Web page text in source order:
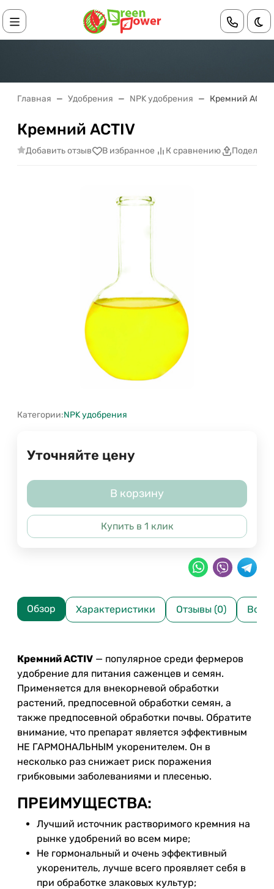
Главная Удобрения NPK удобрения Кремний ACTIV
Кремний ACTIV
Добавить отзыв В избранное К сравнению
Категории:NPK удобрения
Уточняйте цену
В корзину
Купить в 1 клик
Обзор Характеристики Отзывы (0)
Кремний ACTIV — популярное среди фермеров
удобрение для питания саженцев и семян.
Применяется для внекорневой обработки
растений, предпосевной обработки семян, а
также предпосевной обработки почвы. Обратите
внимание, что препарат является эффективным
НЕ ГАРМОНАЛЬНЫМ укоренителем. Он в
несколько раз снижает риск поражения
грибковыми заболеваниями и плесенью.
ПРЕИМУЩЕСТВА:
Лучший источник растворимого кремния на
рынке удобрений во всем мире;
Не гормональный и очень эффективный
укоренитель, лучше всего проявляет себя в
при обработке злаковых культур;